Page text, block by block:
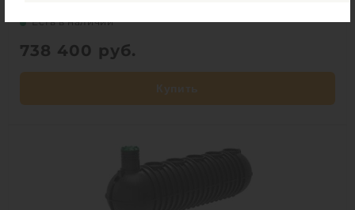
Есть в наличии
738 400 руб.